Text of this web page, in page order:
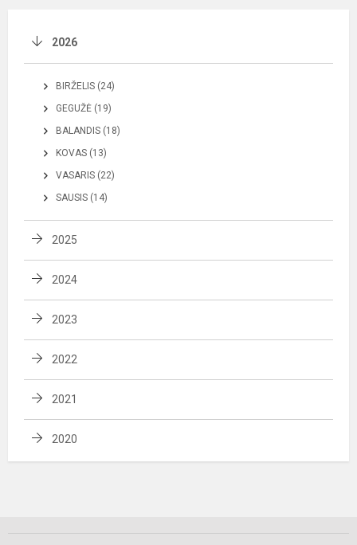
2026
BIRŽELIS (24)
GEGUŽĖ (19)
BALANDIS (18)
KOVAS (13)
VASARIS (22)
SAUSIS (14)
2025
2024
2023
2022
2021
2020